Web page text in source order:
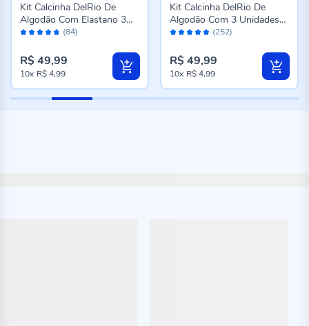
Avaliação: (84)
Kit Calcinha DelRio De
Algodão Com Elastano 3
Unidades Mousse/Bc/Pto
R$ 49,99
10x R$ 4,99
Avaliação: (252)
Kit Calcinha DelRio De
Algodão Com 3 Unidades
K6
R$ 49,99
10x R$ 4,99